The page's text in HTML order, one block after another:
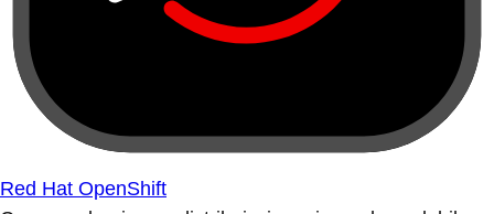
Red Hat OpenShift